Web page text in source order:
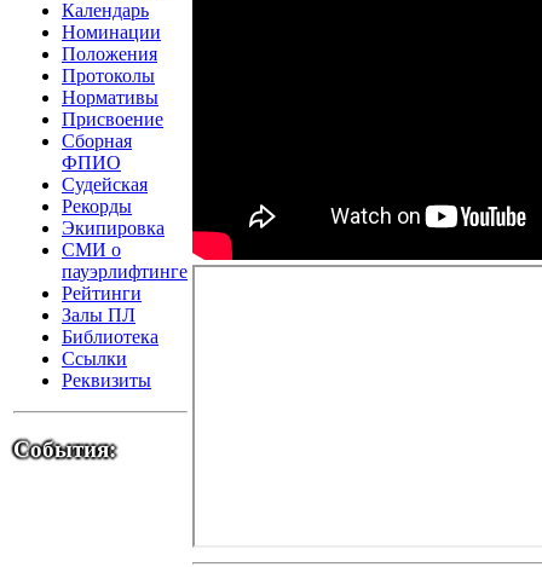
Календарь
Номинации
Положения
Протоколы
Нормативы
Присвоение
Сборная
ФПИО
Судейская
Рекорды
Экипировка
СМИ о
пауэрлифтинге
Рейтинги
Залы ПЛ
Библиотека
Ссылки
Реквизиты
События: